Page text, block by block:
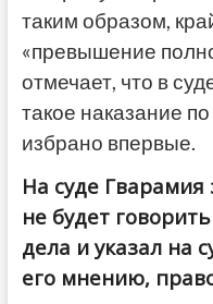
таким образом,
«превышение
отмечает, что в
такое наказание
избрано впервые.
На суде
не будет
дела и указал на
его мнению,